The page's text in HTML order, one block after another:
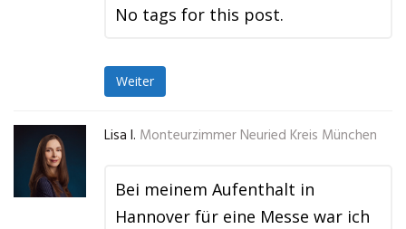
No tags for this post.
Weiter
Lisa I. Monteurzimmer Neuried Kreis München
Bei meinem Aufenthalt in
Hannover für eine Messe war ich